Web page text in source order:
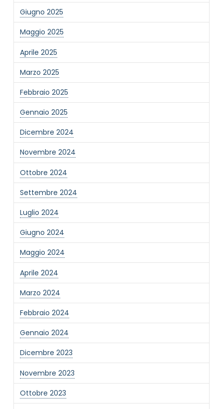
Giugno 2025
Maggio 2025
Aprile 2025
Marzo 2025
Febbraio 2025
Gennaio 2025
Dicembre 2024
Novembre 2024
Ottobre 2024
Settembre 2024
Luglio 2024
Giugno 2024
Maggio 2024
Aprile 2024
Marzo 2024
Febbraio 2024
Gennaio 2024
Dicembre 2023
Novembre 2023
Ottobre 2023
NOME STRUTTURA
MAIL REFERENTE
MOTIVO DEL CONTATTO*
Informativa Privacy*
Ho preso visione dell'informativa privacy
Privacy Policy completa
Newsletter
Desidero rimanere aggiornato sulle ultime
novità dell'Associazione tramite l'iscrizione alla
newsletter